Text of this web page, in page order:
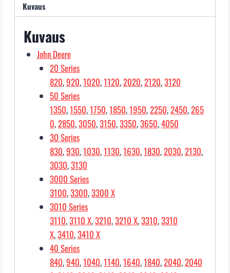
Kuvaus
Kuvaus
John Deere
20 Series
820,920,1020,1120,2020,2120,3120
50 Series
1350,1550,1750,1850,1950,2250,2450,265
0,2850,3050,3150,3350,3650,4050
30 Series
830,930,1030,1130,1630,1830,2030,2130,
3030,3130
3000 Series
3100,3300,3300 X
3010 Series
3110,3110 X,3210,3210 X,3310,3310
X,3410,3410 X
40 Series
840,940,1040,1140,1640,1840,2040,2040